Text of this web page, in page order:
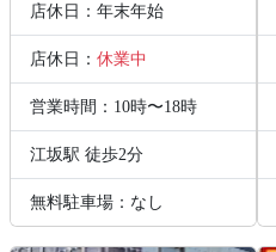
店休日：年末年始
店休日： 休業中
営業時間：10時〜18時
江坂駅 徒歩2分
無料駐車場：なし